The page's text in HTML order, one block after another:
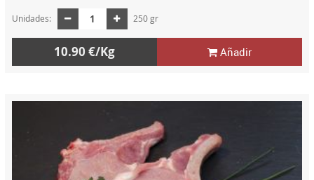
Unidades: 250 gr
10.90 €/Kg Añadir